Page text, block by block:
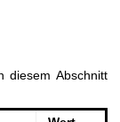
diesem Abschnitt